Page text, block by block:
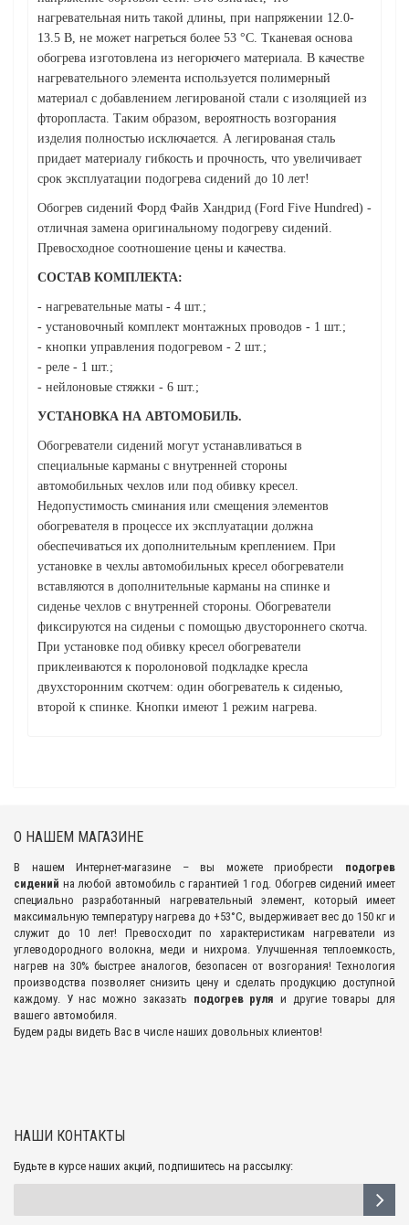
нагревательная нить такой длины, при напряжении 12.0-
13.5 В, не может нагреться более 53 °С. Тканевая основа
обогрева изготовлена из негорючего материала. В качестве
нагревательного элемента используется полимерный
материал с добавлением легированой стали с изоляцией из
фторопласта. Таким образом, вероятность возгорания
изделия полностью исключается. А легированая сталь
придает материалу гибкость и прочность, что увеличивает
срок эксплуатации подогрева сидений до 10 лет!
Обогрев сидений Форд Файв Хандрид (Ford Five Hundred) -
отличная замена оригинальному подогреву сидений.
Превосходное соотношение цены и качества.
СОСТАВ КОМПЛЕКТА:
- нагревательные маты - 4 шт.;
- установочный комплект монтажных проводов - 1 шт.;
- кнопки управления подогревом - 2 шт.;
- реле - 1 шт.;
- нейлоновые стяжки - 6 шт.;
УСТАНОВКА НА АВТОМОБИЛЬ.
Обогреватели сидений могут устанавливаться в
специальные карманы с внутренней стороны
автомобильных чехлов или под обивку кресел.
Недопустимость сминания или смещения элементов
обогревателя в процессе их эксплуатации должна
обеспечиваться их дополнительным креплением. При
установке в чехлы автомобильных кресел обогреватели
вставляются в дополнительные карманы на спинке и
сиденье чехлов с внутренней стороны. Обогреватели
фиксируются на сиденьи с помощью двустороннего скотча.
При установке под обивку кресел обогреватели
приклеиваются к поролоновой подкладке кресла
двухсторонним скотчем: один обогреватель к сиденью,
второй к спинке. Кнопки имеют 1 режим нагрева.
О НАШЕМ МАГАЗИНЕ
В нашем Интернет-магазине – вы можете приобрести подогрев
сидений на любой автомобиль с гарантией 1 год. Обогрев сидений имеет
специально разработанный нагревательный элемент, который имеет
максимальную температуру нагрева до +53°С, выдерживает вес до 150 кг и
служит до 10 лет! Превосходит по характеристикам нагреватели из
углеводородного волокна, меди и нихрома. Улучшенная теплоемкость,
нагрев на 30% быстрее аналогов, безопасен от возгорания! Технология
производства позволяет снизить цену и сделать продукцию доступной
каждому. У нас можно заказать подогрев руля и другие товары для
вашего автомобиля.
Будем рады видеть Вас в числе наших довольных клиентов!
НАШИ КОНТАКТЫ
Будьте в курсе наших акций, подпишитесь на рассылку: